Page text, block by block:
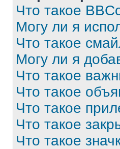
Что такое
Могу ли я
Что такое
Могу ли я
Что такое
Что такое
Что такое
Что такое
Что такое